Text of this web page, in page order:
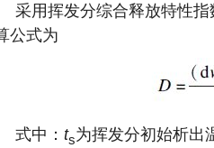
采用挥发分综合释放特性指
公式为
式中： ts为挥发分初始析出